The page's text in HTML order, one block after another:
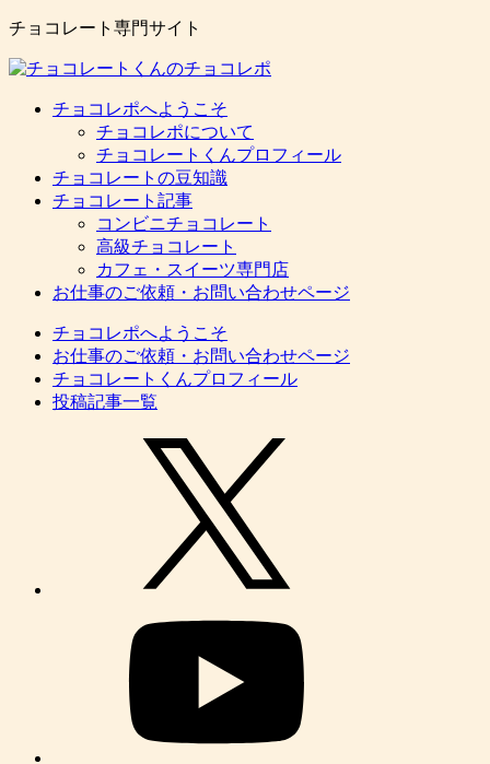
チョコレート専門サイト
チョコレポへようこそ
チョコレポについて
チョコレートくんプロフィール
チョコレートの豆知識
チョコレート記事
コンビニチョコレート
高級チョコレート
カフェ・スイーツ専門店
お仕事のご依頼・お問い合わせページ
チョコレポへようこそ
お仕事のご依頼・お問い合わせページ
チョコレートくんプロフィール
投稿記事一覧